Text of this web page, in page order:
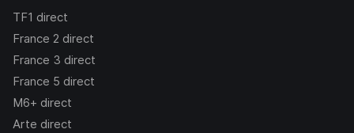
TF1 direct
France 2 direct
France 3 direct
France 5 direct
M6+ direct
Arte direct